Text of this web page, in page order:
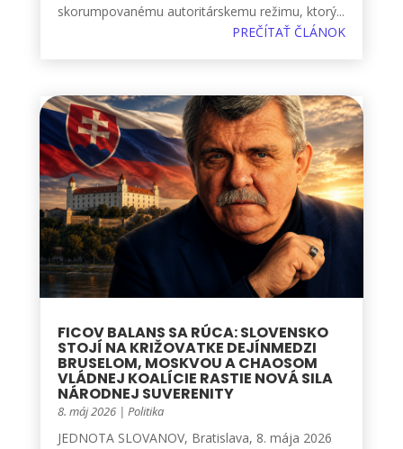
skorumpovanému autoritárskemu režimu, ktorý...
PREČÍTAŤ ČLÁNOK
FICOV BALANS SA RÚCA: SLOVENSKO
STOJÍ NA KRIŽOVATKE DEJÍNMEDZI
BRUSELOM, MOSKVOU A CHAOSOM
VLÁDNEJ KOALÍCIE RASTIE NOVÁ SILA
NÁRODNEJ SUVERENITY
8. máj 2026| Politika
JEDNOTA SLOVANOV, Bratislava, 8. mája 2026